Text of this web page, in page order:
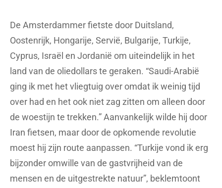
De Amsterdammer fietste door Duitsland,
Oostenrijk, Hongarije, Servië, Bulgarije, Turkije,
Cyprus, Israël en Jordanië om uiteindelijk in het
land van de oliedollars te geraken. “Saudi-Arabië
ging ik met het vliegtuig over omdat ik weinig tijd
over had en het ook niet zag zitten om alleen door
de woestijn te trekken.” Aanvankelijk wilde hij door
Iran fietsen, maar door de opkomende revolutie
moest hij zijn route aanpassen. “Turkije vond ik erg
bijzonder omwille van de gastvrijheid van de
mensen en de uitgestrekte natuur”, beklemtoont